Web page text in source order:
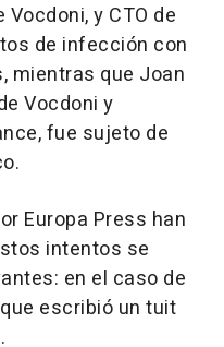
y CTO de
de infección con
mientras que Joan
Vocdoni y
fue sujeto de
Europa Press han
intentos se
en el caso de
escribió un tuit